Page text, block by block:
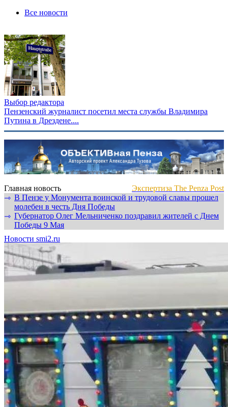
Все новости
Выбор редактора
Пензенский журналист посетил места службы Владимира
Путина в Дрездене....
Главная новость
Экспертиза The Penza Post
⇾ В Пензе у Монумента воинской и трудовой славы прошел
молебен в честь Дня Победы
⇾ Губернатор Олег Мельниченко поздравил жителей с Днем
Победы 9 Мая
Новости smi2.ru